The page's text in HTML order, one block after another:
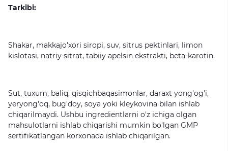
Tarkibi:
Shakar, makkajo'xori siropi, suv, sitrus pektinlari, limon
kislotasi, natriy sitrat, tabiiy apelsin ekstrakti, beta-karotin.
Sut, tuxum, baliq, qisqichbaqasimonlar, daraxt yong'og'i,
yeryong'oq, bug'doy, soya yoki kleykovina bilan ishlab
chiqarilmaydi. Ushbu ingredientlarni o'z ichiga olgan
mahsulotlarni ishlab chiqarishi mumkin bo'lgan GMP
sertifikatlangan korxonada ishlab chiqarilgan.